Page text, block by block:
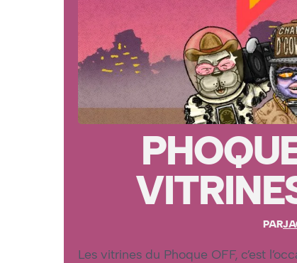
PAR
Les vitrines du Phoque OFF, c’est